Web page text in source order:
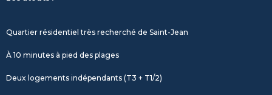
Quartier résidentiel très recherché de Saint-Jean
À 10 minutes à pied des plages
Deux logements indépendants (T3 + T1/2)